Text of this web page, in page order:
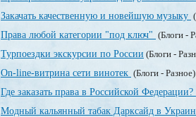
Закачать качественную и новейшую музыку
Права любой категории "под ключ" (Блоги -
Турпоездки экскурсии по России (Блоги -
On-line-витрина сети винотек (Блоги - Разное)
Где заказать права в Российской Федерации?
Модный кальянный табак Дарксайд в